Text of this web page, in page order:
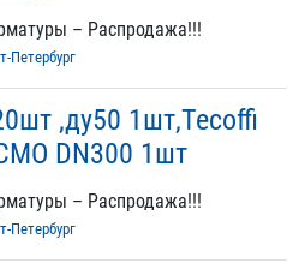
– Распродажа!!!
Петербург
,ду50 1шт,Tecoffi
DN300 1шт
– Распродажа!!!
Петербург